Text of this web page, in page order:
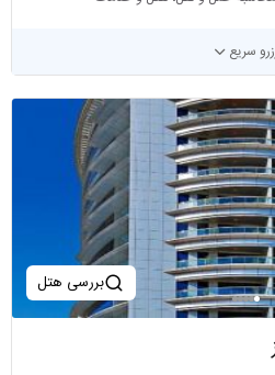
سریع
بررسی هتل